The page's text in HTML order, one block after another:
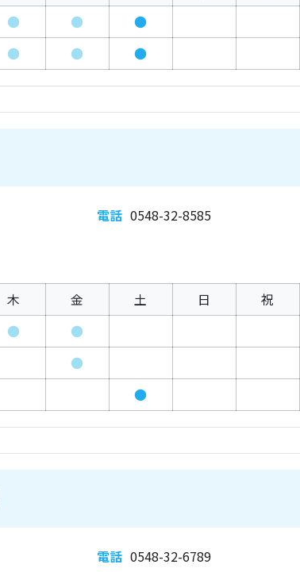
● ● ●
● ● ●
電話 0548-32-8585
木 金 土 日 祝
● ●
●
●
電話 0548-32-6789